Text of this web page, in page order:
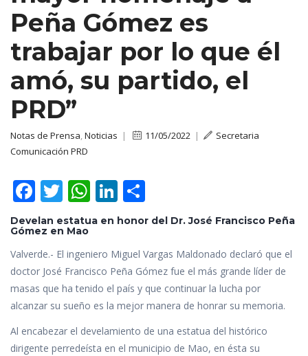
Peña Gómez es
trabajar por lo que él
amó, su partido, el
PRD”
Notas de Prensa,Noticias | 11/05/2022 |
Secretaria
Comunicación PRD
F
ac
e
b
o
o
k
T
w
itt
er
W
h
s
A
p
p
Li
n
e
dI
n
o
p
ar
ti
r
Develan estatua en honor del Dr. José Francisco Peña
Gómez en Mao
Valverde.- El ingeniero Miguel Vargas Maldonado declaró que el
doctor José Francisco Peña Gómez fue el más grande líder de
masas que ha tenido el país y que continuar la lucha por
alcanzar su sueño es la mejor manera de honrar su memoria.
Al encabezar el develamiento de una estatua del histórico
dirigente perredeísta en el municipio de Mao, en ésta su